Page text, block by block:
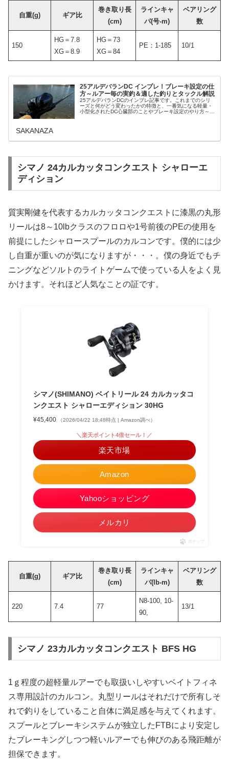
自重(g) ギア比
巻き取り長
(cm)
ラインキャ
パ(号-m)
ベアリング
数
150
HG＝7.8
XG＝8.9
HG＝73
XG＝84
PE：1-185 10/1
25アルデバランDC インプレ！ブレーキ設定の仕
方～ルアー毎の実釣＆適した釣りとタックル解説
25アルデバランDCのインプレ記事です。これまでのシリ
ーズと何がどう変わったかの特徴と、一番気になる軽量・
小型化されたDC心臓部のことやブレーキ設定のやり方～、
SAKANAZA
シマノ 24カルカッタコンクエスト シャローエ
ディション
質実剛健を代表するカルカッタコンクエストに漆黒の丸形
リールは8～10lbクラスのフロロや1号前後のPEの使用を
前提にしたシャロースプールのカルコンです。僕的には少
し自重が重いのが気になりますが・・・。僕の身近でもチ
ニングなどソルトのライトゲームで使っている人をよく見
かけます。それほど人気なことの証です。
シマノ(SHIMANO) ベイトリール 24 カルカッタコ
ンクエスト シャローエディション 30HG
¥45,400 （2026/04/22 18:48時点 | Amazon調べ）
Amazon
＼楽天ポイント4倍セール！／
楽天市場
Yahooショッピング
メルカリ
ポチップ
自重(g) ギア比
巻き取り長
(cm)
ラインキャ
パ(lb-m)
ベアリング
数
220 7.4 77
N8-100, 10-
90,
13/1
シマノ 23カルカッタコンクエスト BFS HG
1ｇ程度の超軽量ルアーでも取扱いしやすいベイトフィネ
ス専用設計のカルコン。丸型リールはそれだけで所有しそ
れで釣りをしていること自体に満足感を与えてくれます。
スプールとブレーキシステムが独立したFTBにより安定し
たブレーキングしつつ軽いルアーでも伸びのある飛距離が
担保できます。